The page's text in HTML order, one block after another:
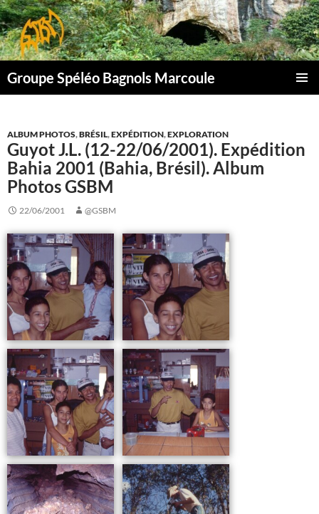
Aller
au
contenu
Groupe Spéléo Bagnols Marcoule
ALBUM PHOTOS,BRÉSIL,EXPÉDITION,EXPLORATION
Guyot J.L. (12-22/06/2001). Expédition
Bahia 2001 (Bahia, Brésil). Album
Photos GSBM
22/06/2001 @GSBM